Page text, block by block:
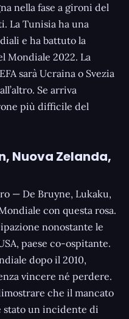
nella fase a gironi del
La Tunisia ha una
e ha battuto la
Mondiale 2022. La
sarà Ucraina o Svezia
Se arriva
più difficile del
Nuova Zelanda,
— De Bruyne, Lukaku,
con questa rosa.
nonostante le
paese co-ospitante.
dopo il 2010,
vincere né perdere.
che il mancato
stato un incidente di